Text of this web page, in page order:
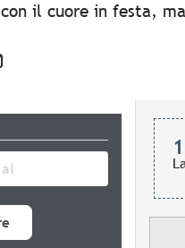
il cuore in festa,